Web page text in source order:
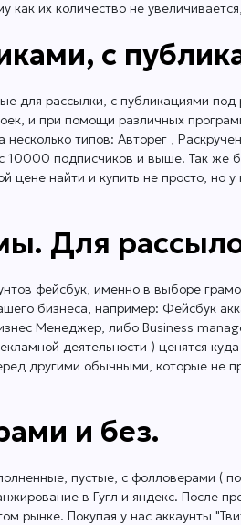
их количество не
с
рассылки, с публикациями под
и при помощи различных
типов: Авторег ,
10000 подписчиков и выше. Так же
найти и купить не просто, но
Для
фейсбук, именно в выборе
бизнеса, например: Фейсбук
Менеджер, либо Business
деятельности ) ценятся
другими обычными, которые не
и без.
пустые, с фолловерами (
в Гугл и яндекс. После
рынке. Покупая у нас аккаунты